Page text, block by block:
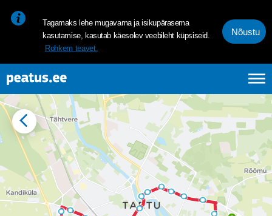
Tagamaks lehe mugavama ja isikupärasema
kasutamise, kasutab käesolev veebileht küpsiseid.
Rohkem teavet.
Nõustu